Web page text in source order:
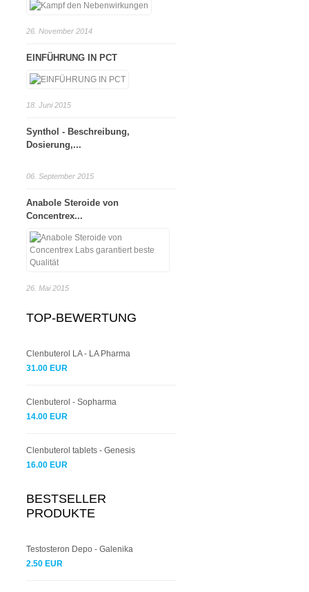
26. November 2014
EINFÜHRUNG IN PCT
18. Juni 2015
Synthol - Beschreibung,
Dosierung,...
06. September 2015
Anabole Steroide von
Concentrex...
26. Mai 2015
TOP-BEWERTUNG
Clenbuterol LA - LA Pharma
31.00 EUR
Clenbuterol - Sopharma
14.00 EUR
Clenbuterol tablets - Genesis
16.00 EUR
BESTSELLER
PRODUKTE
Testosteron Depo - Galenika
2.50 EUR